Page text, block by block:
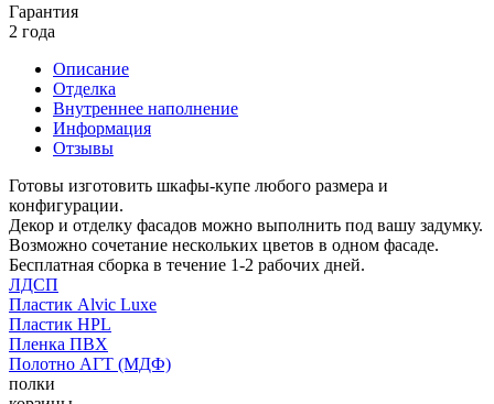
Гарантия
2 года
Описание
Отделка
Внутреннее наполнение
Информация
Отзывы
Готовы изготовить шкафы-купе любого размера и
конфигурации.
Декор и отделку фасадов можно выполнить под вашу задумку.
Возможно сочетание нескольких цветов в одном фасаде.
Бесплатная сборка в течение 1-2 рабочих дней.
ЛДСП
Пластик Alvic Luxe
Пластик HPL
Пленка ПВХ
Полотно АГТ (МДФ)
полки